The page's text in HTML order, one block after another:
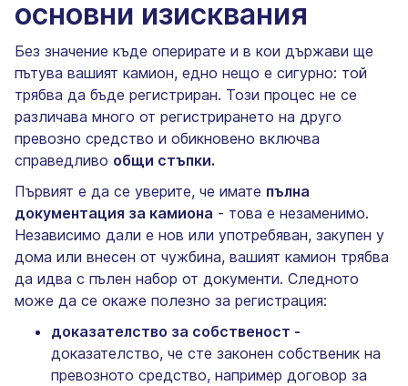
основни изисквания
Без значение къде оперирате и в кои държави ще
пътува вашият камион, едно нещо е сигурно: той
трябва да бъде регистриран. Този процес не се
различава много от регистрирането на друго
превозно средство и обикновено включва
справедливо общи стъпки.
Първият е да се уверите, че имате пълна
документация за камиона - това е незаменимо.
Независимо дали е нов или употребяван, закупен у
дома или внесен от чужбина, вашият камион трябва
да идва с пълен набор от документи. Следното
може да се окаже полезно за регистрация:
доказателство за собственост -
доказателство, че сте законен собственик на
превозното средство, например договор за